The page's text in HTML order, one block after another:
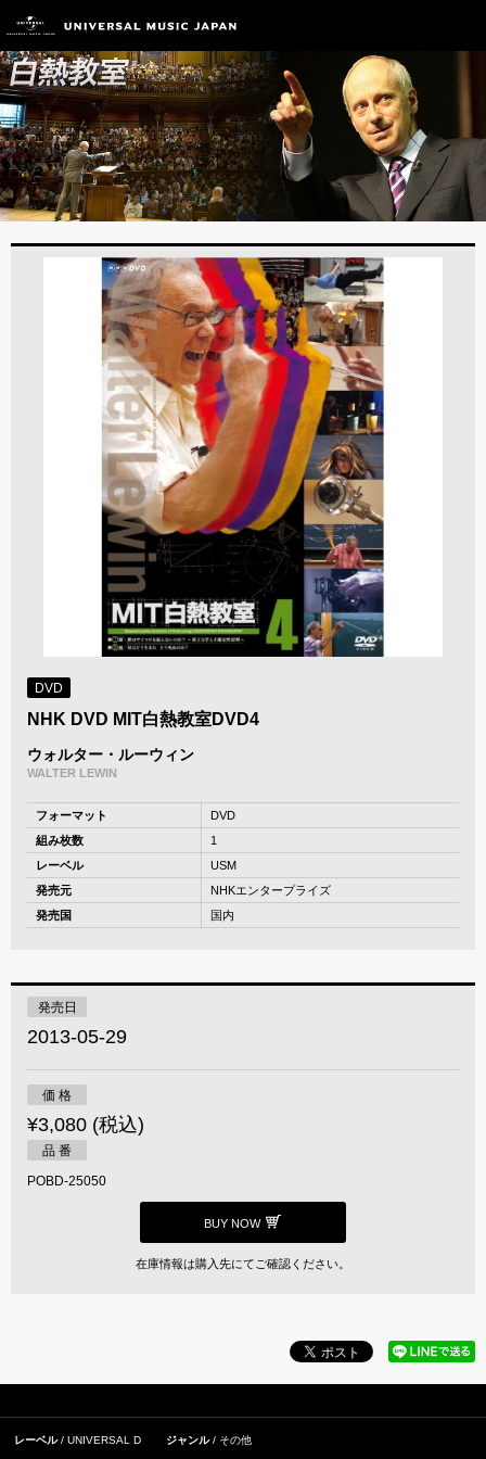
DVD
NHK DVD MIT白熱教室DVD4
ウォルター・ルーウィン
WALTER LEWIN
フォーマット
DVD
組み枚数
1
レーベル
USM
発売元
NHKエンタープライズ
発売国
国内
発売日
2013-05-29
価 格
¥3,080 (税込)
品 番
POBD-25050
BUY NOW
在庫情報は購入先にてご確認ください。
レーベル UNIVERSAL D ジャンル その他